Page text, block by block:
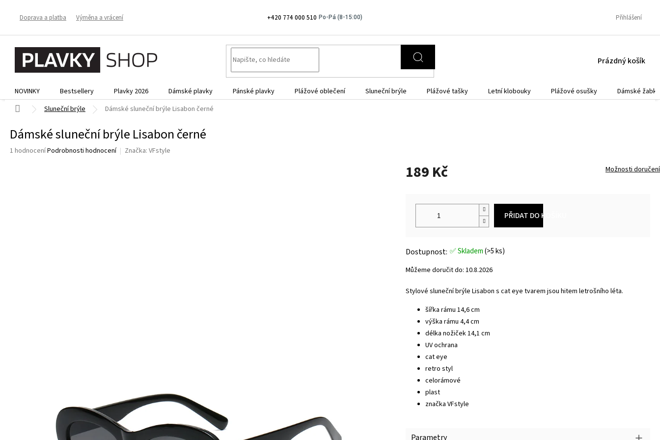
+420 774 000 510
Doprava a platba Výměna a vrácení Přihlášení
NÁKUPNÍ
Prázdný košík
NOVINKY Bestsellery Plavky 2026 Dámské plavky Pánské plavky Plážové oblečení Sluneční brýle Plážové tašky Letní klobouky Plážové osušky
Dámské žabky
Domů
Sluneční brýle Dámské sluneční brýle Lisabon černé
Dámské sluneční brýle Lisabon černé
Průměrné
1 hodnoceníPodrobnosti hodnocení Značka: VFstyle
189 Kč
✅ Skladem(>5 ks)
Můžeme doručit do: 10.8.2026
Možnosti doručení
PŘIDAT DO KOŠÍKU
Parametry
Stylové sluneční brýle Lisabon s cat eye tvarem jsou hitem letrošního léta.
šířka rámu 14,6 cm
výška rámu 4,4 cm
délka nožiček 14,1 cm
UV ochrana
cat eye
retro styl
celorámové
plast
značka VFstyle